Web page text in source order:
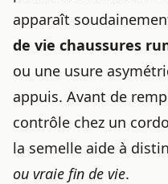
apparaît
de vie chaussures
ou une usure
appuis. Avant de
contrôle chez un
la semelle aide à
ou vraie fin de vie.